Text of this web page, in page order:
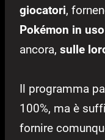
giocatori,
Pokémon in
ancora, sulle
Il programma
100%, ma è
fornire